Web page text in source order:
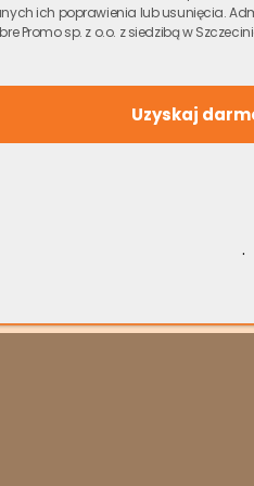
Ci kontrolę nad sytuacją.
Transakcję możesz
z zadłużeniem – np.
i terminu spłaty
ich poprawienia lub usunięcia.
Promo sp. z o.o. z siedzibą w
.